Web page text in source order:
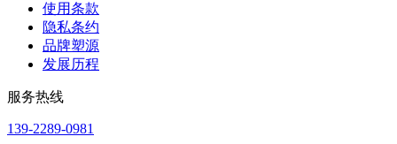
使用条款
隐私条约
品牌塑源
发展历程
服务热线
139-2289-0981